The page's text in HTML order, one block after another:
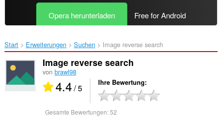
Opera herunterladen Free for Android
Start Erweiterungen Suchen Image reverse search‎
Image reverse search
von brawl98
4.4/ 5 Ihre Bewertung
Gesamte Bewertungen:52